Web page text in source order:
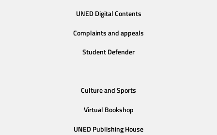
UNED Digital Contents
Complaints and appeals
Student Defender
Culture and Sports
Virtual Bookshop
UNED Publishing House